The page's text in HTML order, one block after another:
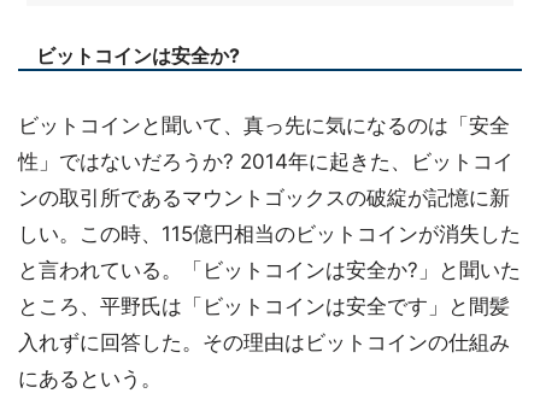
ビットコインは安全か?
ビットコインと聞いて、真っ先に気になるのは「安全
性」ではないだろうか? 2014年に起きた、ビットコイ
ンの取引所であるマウントゴックスの破綻が記憶に新
しい。この時、115億円相当のビットコインが消失した
と言われている。「ビットコインは安全か?」と聞いた
ところ、平野氏は「ビットコインは安全です」と間髪
入れずに回答した。その理由はビットコインの仕組み
にあるという。